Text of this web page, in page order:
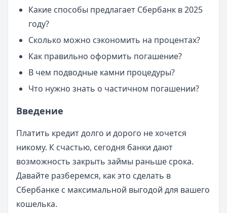
Какие способы предлагает Сбербанк в 2025
году?
Сколько можно сэкономить на процентах?
Как правильно оформить погашение?
В чем подводные камни процедуры?
Что нужно знать о частичном погашении?
Введение
Платить кредит долго и дорого не хочется
никому. К счастью, сегодня банки дают
возможность закрыть займы раньше срока.
Давайте разберемся, как это сделать в
Сбербанке с максимальной выгодой для вашего
кошелька.